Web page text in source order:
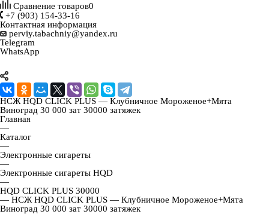
Сравнение товаров0
+7 (903) 154-33-16
Контактная информация
perviy.tabachniy@yandex.ru
Telegram
WhatsApp
НСЖ HQD CLICK PLUS — Клубничное Мороженое+Мята
Виноград 30 000 зат 30000 затяжек
Главная
—
Каталог
—
Электронные сигареты
—
Электронные сигареты HQD
—
HQD CLICK PLUS 30000
— НСЖ HQD CLICK PLUS — Клубничное Мороженое+Мята
Виноград 30 000 зат 30000 затяжек